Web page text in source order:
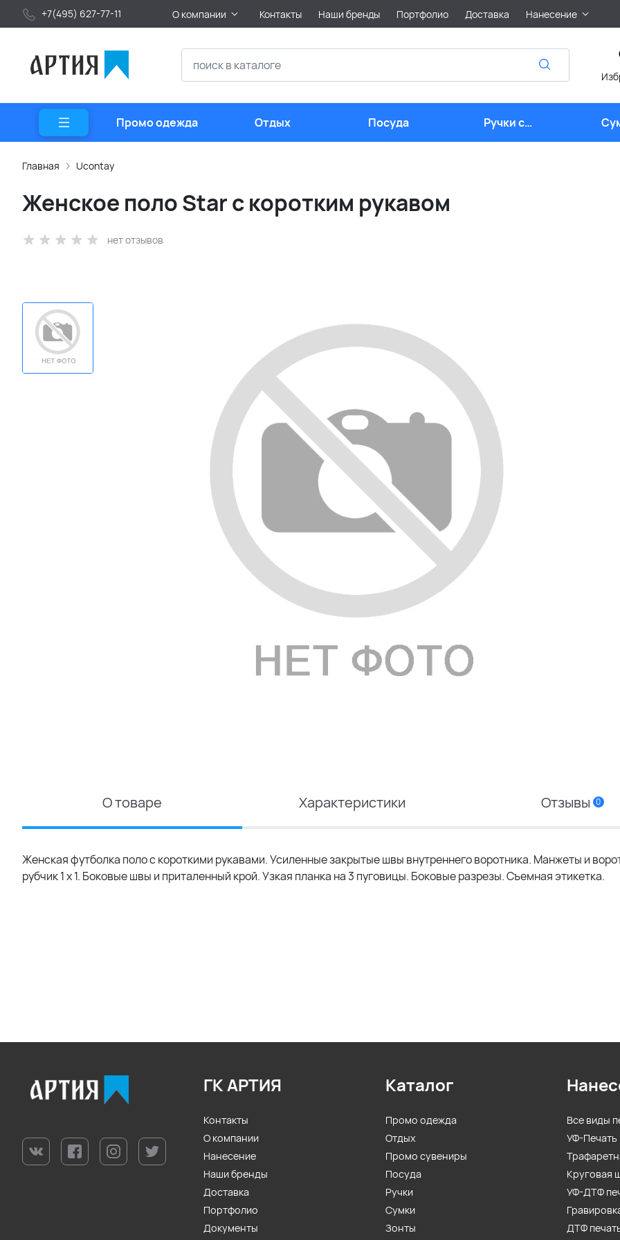
+7(495) 627-77-11 О компании Контакты Наши бренды Портфолио Доставка Нанесение
Промо одежда Отдых Посуда
Ручки с
логотипом
Главная Ucontay
Женское поло Star с коротким рукавом
нет отзывов
О товаре Характеристики Отзывы 0
Женская футболка поло с короткими рукавами. Усиленные закрытые швы внутреннего воротника. Манжеты и
рубчик 1 x 1. Боковые швы и приталенный крой. Узкая планка на 3 пуговицы. Боковые разрезы. Съемная этикетка.
ГК АРТИЯ
Контакты
О компании
Нанесение
Наши бренды
Доставка
Портфолио
Документы
Каталог
Промо одежда
Отдых
Промо сувениры
Посуда
Ручки
Сумки
Зонты
Все виды
УФ-Печать
Круговая
УФ-ДТФ
ДТФ